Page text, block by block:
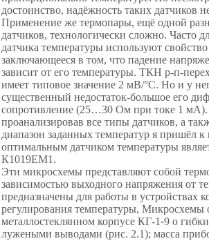
достоинство, надёжность таких датчиков
Применение же термопары, ещё одной
датчиков, технологически сложно. Часто
датчика температуры используют
заключающееся в том, что падение
зависит от его температуры. ТКН р-п-
имеет типовое значение 2 мВ/°С. Но и у
существенный недостаток-большое его
сопротивление (25…30 Ом при токе 1
проанализировав все типы датчиков, а
диапазон заданных температур я пришёл к
оптимальным датчиком температуры
К1019ЕМ1.
Эти микросхемы представляют собой
зависимостью выходного напряжения от
предназначены для работы в устройствах
регулирования температуры,
металлостеклянном корпусе КГ-1-9 о
лужеными выводами (рис. 2.1); масса